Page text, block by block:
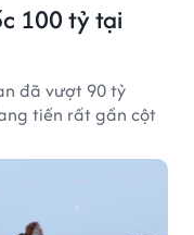
100 tỷ tại
đã vượt 90 tỷ
tiến rất gần cột